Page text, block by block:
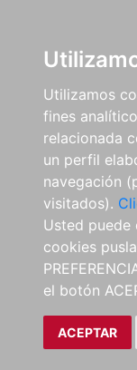
Utilizamos
fines
relacionada
un perfil
navegación
visitados).
Usted puede
cookies
el botón
ACEPTAR